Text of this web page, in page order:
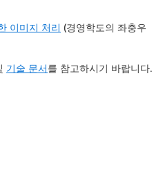
이미지 처리 (경영학도의 좌충우
기술 문서를 참고하시기 바랍니다.